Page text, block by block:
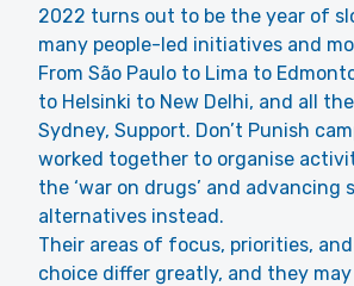
2022 turns out to be the year of
many people-led initiatives and
From São Paulo to Lima to
to Helsinki to New Delhi, and all
Sydney, Support. Don’t Punish
worked together to organise
the ‘war on drugs’ and advancing
alternatives instead.
Their areas of focus, priorities,
choice differ greatly, and they